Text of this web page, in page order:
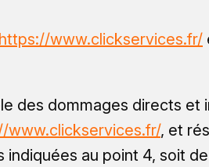
https://www.clickservices.fr/
des dommages directs et
www.clickservices.fr/, et
au point 4, soit de